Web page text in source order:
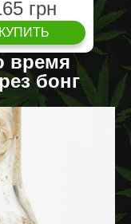
грн
КУПИТЬ
время
бонг